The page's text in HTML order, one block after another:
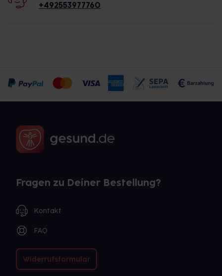
+492553977760
Fragen zu Deiner Bestellung?
Kontakt
FAQ
Widerrufsformular